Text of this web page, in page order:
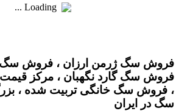
Loading ...
فروش سگ ژرمن ارزان ، فروش سگ
فروش سگ گارد نگهبان ، مرکز
، فروش سگ خانگی تربیت شده ،
سگ در ایران